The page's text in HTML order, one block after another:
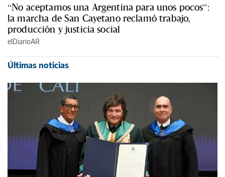
“No aceptamos una Argentina para unos pocos”:
la marcha de San Cayetano reclamó trabajo,
producción y justicia social
elDiarioAR
Últimas noticias